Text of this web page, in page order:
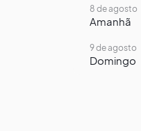
8 de agosto
Amanhã
9 de agosto
Domingo